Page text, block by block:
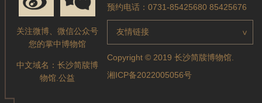
关注微博、微信公众号
您的掌中博物馆
中文域名： 长沙简牍博
物馆.公益
预约电话：0731-85425680 85425676
友情链接 >
Copyright © 2019 长沙简牍博物馆.
湘ICP备2022005056号